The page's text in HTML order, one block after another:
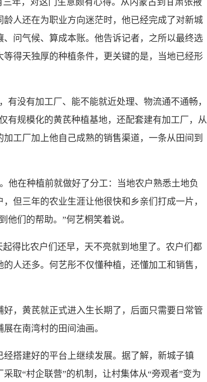
年，对这门生意颇有心得。从内蒙古到甘肃张掖
人还在为职业方向迷茫时，他已经完成了对新城
问气候、算成本账。他告诉记者，之所以最终选
得天独厚的种植条件，更关键的是，当地已经形
没有加工厂、能不能就近处理、物流通不通畅，
有规模化的黄芪种植基地，还配套建有加工厂，从
工厂加上他自己成熟的销售渠道，一条从田间到
在种植前就做好了分工：当地农户熟悉土地负
但三年的农业生涯让他很快和乡亲们打成一片，
们的帮助。”何艺桐笑着说。
得比农户们还早，天不亮就到地里了。农户们都
人还多。何艺彤不仅懂种植，还懂加工和销售，
，黄芪就正式进入生长期了，后面只需要日常管
在南湾村的田间油画。
搭建好的平台上继续发展。据了解，新城子镇
取“村企联营”的机制，让村集体从“旁观者”变为